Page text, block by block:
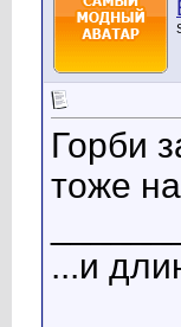
Горби
тоже
...и